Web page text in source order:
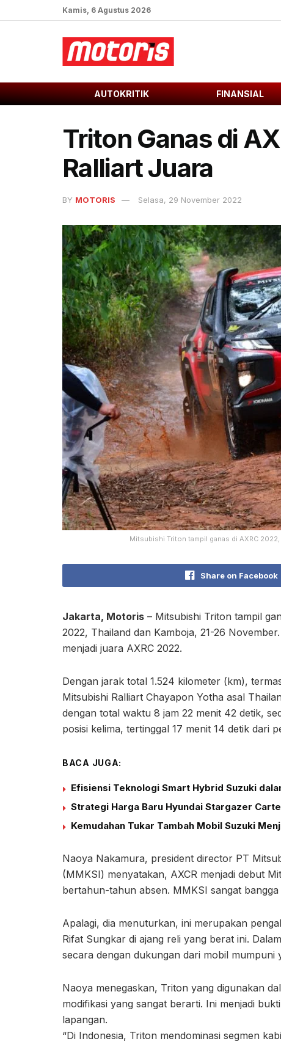
Kamis, 6 Agustus 2026
AUTOKRITIK FINANSIAL
Triton Ganas di
Ralliart Juara
BY MOTORIS Selasa, 29 November 2022
Mitsubishi Triton tampil ganas di AXRC
Share on Facebook
Jakarta, Motoris – Mitsubishi Triton tampil
2022, Thailand dan Kamboja, 21-26
menjadi juara AXRC 2022.
Dengan jarak total 1.524 kilometer (km),
Mitsubishi Ralliart Chayapon Yotha asal
dengan total waktu 8 jam 22 menit 42 detik,
posisi kelima, tertinggal 17 menit 14 detik dari
BACA JUGA:
Efisiensi Teknologi Smart Hybrid Suzuki
Strategi Harga Baru Hyundai Stargazer
Kemudahan Tukar Tambah Mobil Suzuki
Naoya Nakamura, president director PT
(MMKSI) menyatakan, AXCR menjadi debut
bertahun-tahun absen. MMKSI sangat bangga
Apalagi, dia menuturkan, ini merupakan
Rifat Sungkar di ajang reli yang berat ini.
secara dengan dukungan dari mobil mumpuni
Naoya menegaskan, Triton yang digunakan
modifikasi yang sangat berarti. Ini menjadi
lapangan.
“Di Indonesia, Triton mendominasi segmen